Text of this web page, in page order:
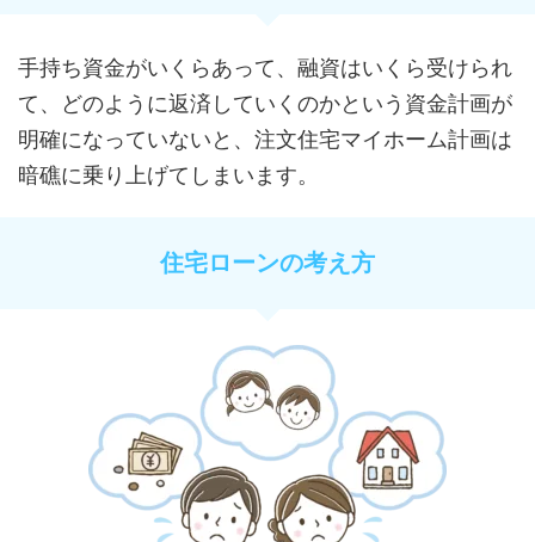
手持ち資金がいくらあって、融資はいくら受けられ
て、どのように返済していくのかという資金計画が
明確になっていないと、注文住宅マイホーム計画は
暗礁に乗り上げてしまいます。
住宅ローンの考え方